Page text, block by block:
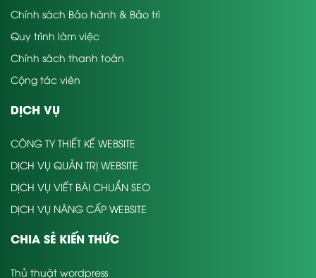
Chính sách Bảo hành & Bảo trì
Quy trình làm việc
Chính sách thanh toán
Cộng tác viên
DỊCH VỤ
CÔNG TY THIẾT KẾ WEBSITE
DỊCH VỤ QUẢN TRỊ WEBSITE
DỊCH VỤ VIẾT BÀI CHUẨN SEO
DỊCH VỤ NÂNG CẤP WEBSITE
CHIA SẺ KIẾN THỨC
Thủ thuật wordpress